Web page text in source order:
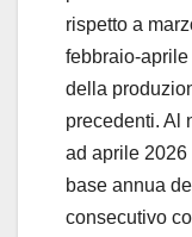
rispetto a
febbraio-
della
precedenti. Al
ad aprile 2026
base annua
consecutivo